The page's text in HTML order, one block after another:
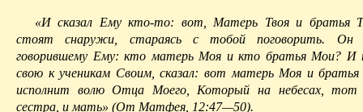
«И сказал Ему кто-то: вот, Матерь Твоя и братья
стоят снаружи, стараясь с тобой поговорить.
говорившему Ему: кто матерь Моя и кто братья Мои? И
свою к ученикам Своим, сказал: вот матерь Моя и
исполнит волю Отца Моего, Который на небесах,
сестра, и мать» (От Матфея, 12:47—50).